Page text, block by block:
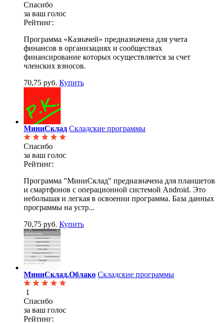
Спасибо
за ваш голос
Рейтинг:
Программа «Казначей» предназначена для учета
финансов в организациях и сообществах
финансирование которых осуществляется за счет
членских взносов.
70,75 руб. Купить
МиниСклад Складские программы
Спасибо
за ваш голос
Рейтинг:
Программа "МиниСклад" предназначена для планшетов
и смартфонов с операционной системой Android. Это
небольшая и легкая в освоении программа. База данных
программы на устр...
70,75 руб. Купить
МиниСклад.Облако Складские программы
1
Спасибо
за ваш голос
Рейтинг: